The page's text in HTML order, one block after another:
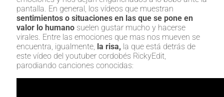
pantalla. En general, los vídeos que muestran
sentimientos o situaciones en las que se pone en
valor lo humano suelen gustar mucho y hacerse
virales. Entre las emociones que mas nos mueven se
encuentra, igualmente, la risa, la que está detrás de
este vídeo del youtuber cordobés RickyEdit,
parodiando canciones conocidas: